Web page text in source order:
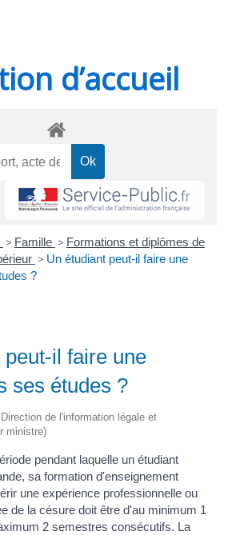
d’accueil
> Famille > Formations et diplômes de
> Un étudiant peut-il faire une
?
peut-il faire une
ses études ?
de l'information légale et
ministre)
pendant laquelle un étudiant
sa formation d'enseignement
une expérience professionnelle ou
de la césure doit être d'au minimum 1
2 semestres consécutifs. La